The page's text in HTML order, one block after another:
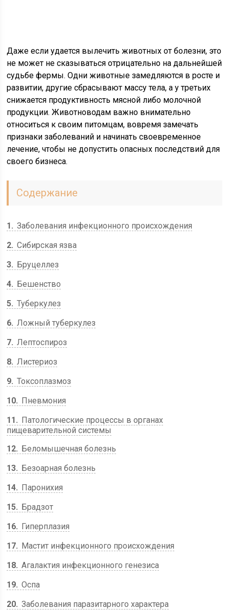
Даже если удается вылечить животных от болезни, это
не может не сказываться отрицательно на дальнейшей
судьбе фермы. Одни животные замедляются в росте и
развитии, другие сбрасывают массу тела, а у третьих
снижается продуктивность мясной либо молочной
продукции. Животноводам важно внимательно
относиться к своим питомцам, вовремя замечать
признаки заболеваний и начинать своевременное
лечение, чтобы не допустить опасных последствий для
своего бизнеса.
Содержание
1
Заболевания инфекционного происхождения
2 Сибирская язва
3
Бруцеллез
4
Бешенство
5 Туберкулез
6 Ложный туберкулез
7 Лептоспироз
8 Листериоз
9 Токсоплазмоз
10
Пневмония
11
Патологические процессы в органах
пищеварительной системы
12
Беломышечная болезнь
13
Безоарная болезнь
14
Паронихия
15
Брадзот
16
Гиперплазия
17
Мастит инфекционного происхождения
18 Агалактия инфекционного генезиса
19 Оспа
20 Заболевания паразитарного характера